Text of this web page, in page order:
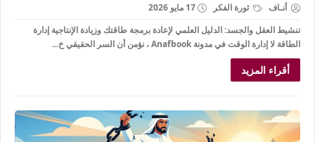
أنـاف ثورة الفكر
17 مايو 2026
تنشيط العقل والجسد: الدليل العلمي لإعادة برمجة طاقتك وزيادة الإنتاجية إدارة
الطاقة لا إدارة الوقت في مدونة Anafbook ، نؤمن أن السر الحقيقي خ...
أقراء المزيد